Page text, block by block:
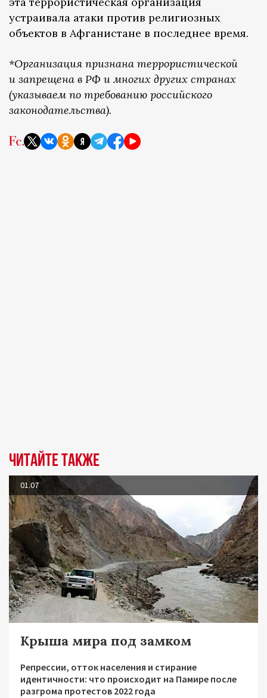
устраивала атаки против религиозных
объектов в Афганистане в последнее время.
*Организация признана террористической
и запрещена в РФ и многих других странах
(указываем по требованию российского
законодательства).
Читайте также
01.07
Крыша мира под замком
Репрессии, отток населения и стирание
идентичности: что происходит на Памире после
разгрома протестов 2022 года